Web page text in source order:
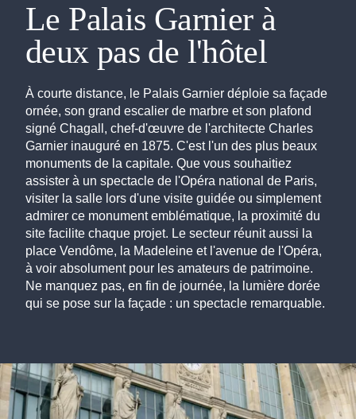
Le Palais Garnier à
deux pas de l'hôtel
À courte distance, le Palais Garnier déploie sa façade
ornée, son grand escalier de marbre et son plafond
signé Chagall, chef-d'œuvre de l'architecte Charles
Garnier inauguré en 1875. C'est l'un des plus beaux
monuments de la capitale. Que vous souhaitiez
assister à un spectacle de l'Opéra national de Paris,
visiter la salle lors d'une visite guidée ou simplement
admirer ce monument emblématique, la proximité du
site facilite chaque projet. Le secteur réunit aussi la
place Vendôme, la Madeleine et l'avenue de l'Opéra,
à voir absolument pour les amateurs de patrimoine.
Ne manquez pas, en fin de journée, la lumière dorée
qui se pose sur la façade : un spectacle remarquable.